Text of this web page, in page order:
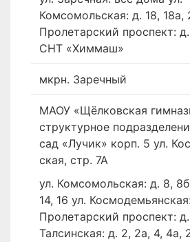
Комсомольская: д. 18, 18а,
Пролетарский проспект: д.
СНТ «Химмаш»
мкрн. Заречный
МАОУ «Щёлковская
структурное
сад «Лучик» корп. 5 ул.
ская, стр. 7А
ул. Комсомольская: д. 8,
14, 16 ул.
Пролетарский проспект: д.
Талсинская: д. 2, 2а, 4, 4а,